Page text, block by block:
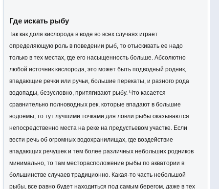
Где искать рыбу
Так как доля кислорода в воде во всех случаях играет
определяющую роль в поведении рыб, то отыскивать ее надо
только в тех местах, где его насыщенность больше. Абсолютно
любой источник кислорода, это может быть подводный родник,
впадающие речки или ручьи, большие перекаты, и разного рода
водопады, безусловно, притягивают рыбу. Что касается
сравнительно полноводных рек, которые впадают в большие
водоемы, то тут лучшими точками для ловли рыбы оказываются
непосредственно места на реке на предустьевом участке. Если
вести речь об огромных водохранилищах, где воздействие
впадающих речушек и тем более различных небольших родников
минимально, то там месторасположение рыбы по акватории в
большинстве случаев традиционно. Какая-то часть небольшой
рыбы, все равно будет находиться под самым берегом, даже в тех